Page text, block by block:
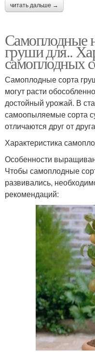
читать дальше →
Самоплодные
груши для..
самоплодных
Самоплодные сорта
могут расти
достойный урожай. В
самоопыляемые сорта
отличаются друг от
Характеристика
Особенности
Чтобы самоплодные
развивались,
рекомендаций: